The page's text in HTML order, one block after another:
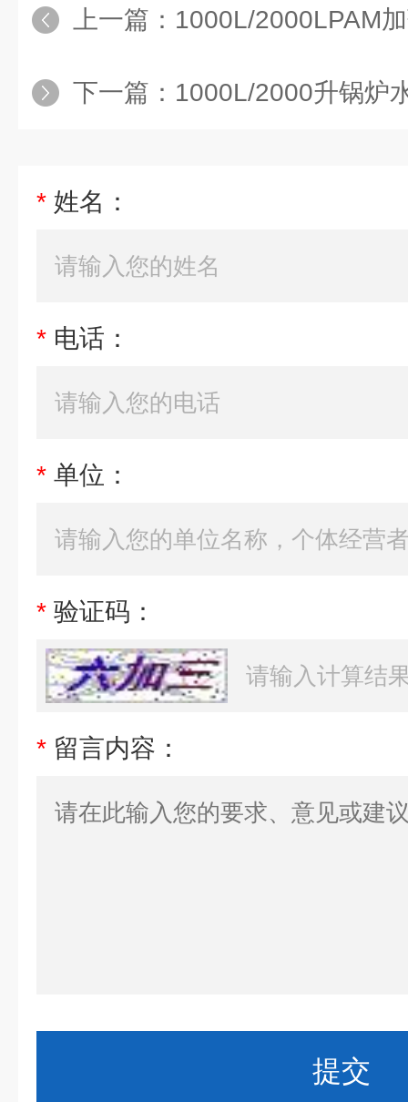
上一篇： 1000L/2000LPAM
下一篇： 1000L/2000升锅炉
* 姓名：
* 电话：
* 单位：
* 验证码：
* 留言内容：